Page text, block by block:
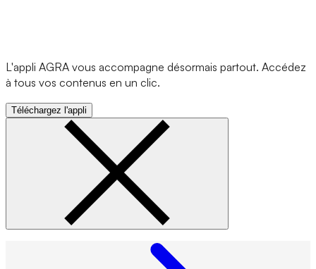
L'appli AGRA vous accompagne désormais partout. Accédez
à tous vos contenus en un clic.
Téléchargez l'appli